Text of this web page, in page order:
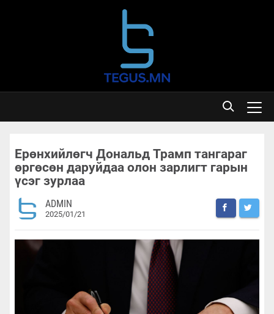
Ерөнхийлөгч Дональд Трамп тангараг
өргөсөн даруйдаа олон зарлигт гарын
үсэг зурлаа
ADMIN
2025/01/21